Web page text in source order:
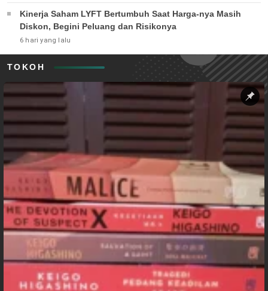
Kinerja Saham LYFT Bertumbuh Saat Harga-nya Masih
Diskon, Begini Peluang dan Risikonya
6 hari yang lalu
TOKOH